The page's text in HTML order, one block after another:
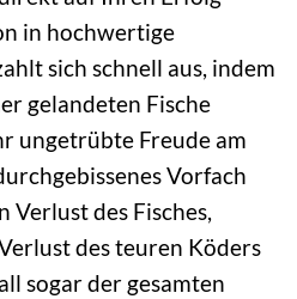
in hochwertige
sich schnell aus, indem
gelandeten Fische
ungetrübte Freude am
Vorfach
des Fisches,
des teuren Köders
sogar der gesamten